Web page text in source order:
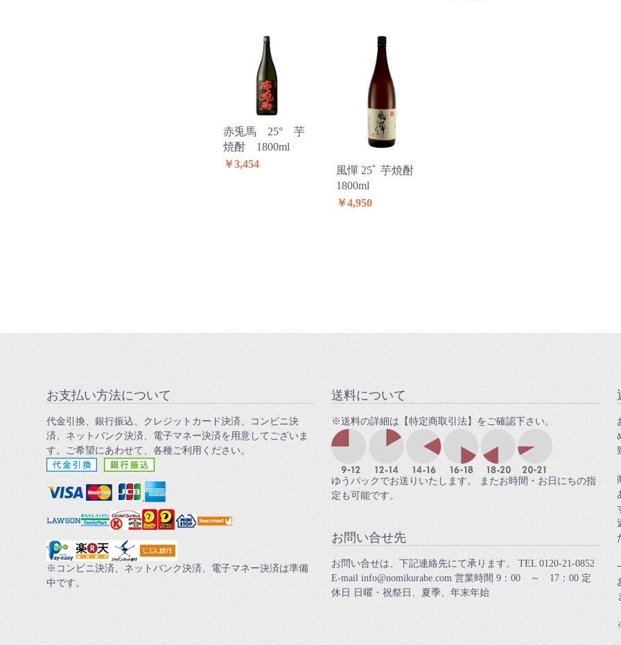
赤兎馬 25° 芋
焼酎 1800ml
￥3,454
風憚 25ﾟ 芋焼酎
1800ml
￥4,950
お支払い方法について
代金引換、銀行振込、クレジットカード決済、コンビニ決
済、ネットバンク決済、電子マネー決済を用意してございま
す。ご希望にあわせて、各種ご利用ください。
※コンビニ決済、ネットバンク決済、電子マネー決済は準備
中です。
送料について
※送料の詳細は【特定商取引法】をご確認下さい。
ゆうパックでお送りいたします。 またお時間・お日にちの指
定も可能です。
お問い合せ先
お問い合せは、下記連絡先にて承ります。 TEL 0120-21-0852
E-mail info@nomikurabe.com 営業時間 9：00 ～ 17：00 定
休日 日曜・祝祭日、夏季、年末年始